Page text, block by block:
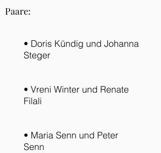
Paare:
• Doris Kündig und Johanna
Steger
• Vreni Winter und Renate
Filali
• Maria Senn und Peter
Senn